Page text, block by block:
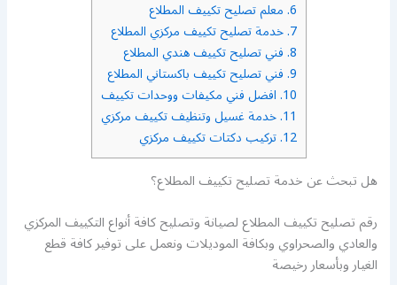
6. معلم تصليح تكييف المطلاع
7. خدمة تصليح تكييف مركزي المطلاع
8. فني تصليح تكييف هندي المطلاع
9. فني تصليح تكييف باكستاني المطلاع
10. افضل فني مكيفات ووحدات تكييف
11. خدمة غسيل وتنظيف تكييف مركزي
12. تركيب دكتات تكييف مركزي
هل تبحث عن خدمة تصليح تكييف المطلاع؟
رقم تصليح تكييف المطلاع لصيانة وتصليح كافة أنواع التكييف المركزي
والعادي والصحراوي وبكافة الموديلات ونعمل على توفير كافة قطع
الغيار وبأسعار رخيصة